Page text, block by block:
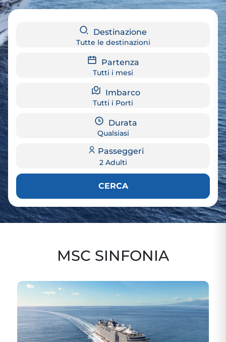
Destinazione
Tutte le destinazioni
Partenza
Tutti i mesi
Imbarco
Tutti i Porti
Durata
Qualsiasi
Passeggeri
2 Adulti
CERCA
MSC SINFONIA